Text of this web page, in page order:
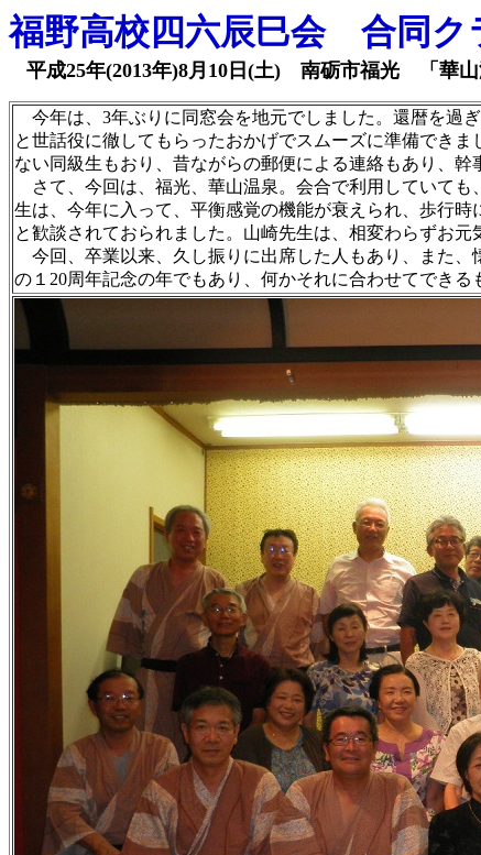
福野高校四六辰巳会 合同ク
平成25年(2013年)8月10日(土) 南砺市福光 「華
今年は、3年ぶりに同窓会を地元でしました。還暦を過
と世話役に徹してもらったおかげでスムーズに準備でき
ない同級生もおり、昔ながらの郵便による連絡もあり、幹
さて、今回は、福光、華山温泉。会合で利用していても
生は、今年に入って、平衡感覚の機能が衰えられ、歩行
と歓談されておられました。山崎先生は、相変わらずお
今回、卒業以来、久し振りに出席した人もあり、また、
の１20周年記念の年でもあり、何かそれに合わせてでき